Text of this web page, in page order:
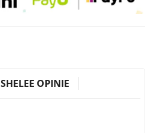
SHELEE OPINIE